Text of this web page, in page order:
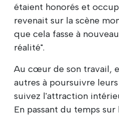
étaient honorés et
revenait sur la scène
que cela fasse à
réalité".
Au cœur de son travail,
autres à poursuivre
suivez l'attraction
En passant du temps